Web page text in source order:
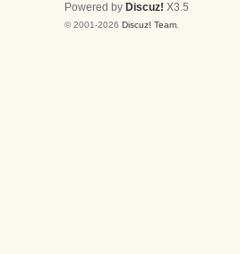
Powered by Discuz! X3.5
© 2001-2026 Discuz! Team